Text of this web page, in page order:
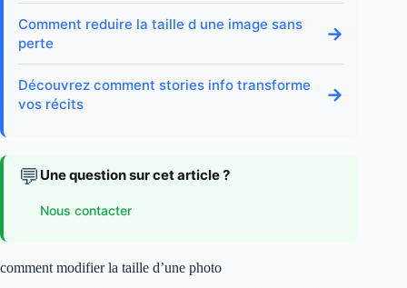
Comment reduire la taille d une image sans
perte
→
Découvrez comment stories info transforme
vos récits
→
💬 Une question sur cet article ?
Nous contacter
comment modifier la taille d’une photo